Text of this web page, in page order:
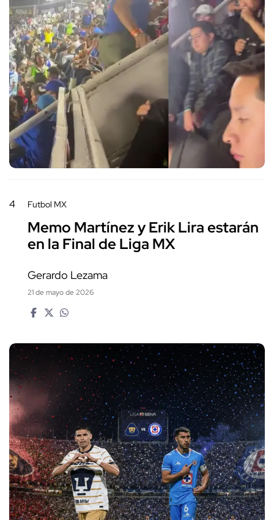
4 Futbol MX
Memo Martínez y Erik Lira estarán
en la Final de Liga MX
Gerardo Lezama
21 de mayo de 2026